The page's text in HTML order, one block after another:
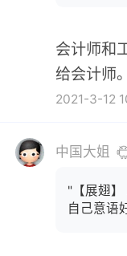
会计师和
给会计师。
2021-3-12
中国大姐
"【展翅】
自己意语